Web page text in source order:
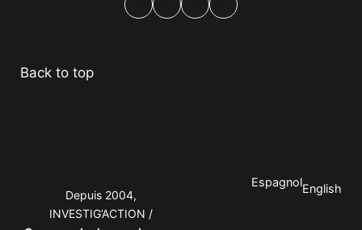
Back to top
Depuis 2004,
INVESTIG’ACTION /
EspagnolEnglish